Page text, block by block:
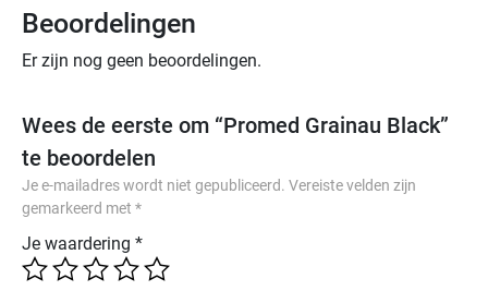
STEP”
antislipzool
met
en
neuropathiezone
zorgt
voor
stabiliteit
en
comfort
Beoordelingen
Er zijn nog geen beoordelingen.
Wees de eerste om “Promed Grainau Black”
te beoordelen
Je e-mailadres wordt niet gepubliceerd. Vereiste velden zijn
gemarkeerd met *
Je waardering *